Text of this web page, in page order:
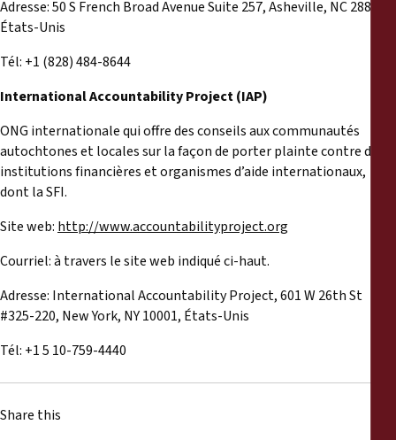
Adresse: 50 S French Broad Avenue Suite 257, Asheville, NC 28801,
États-Unis
Tél: +1 (828) 484-8644
International Accountability Project (IAP)
ONG internationale qui offre des conseils aux communautés
autochtones et locales sur la façon de porter plainte contre des
institutions financières et organismes d’aide internationaux,
dont la SFI.
Site web: http://www.accountabilityproject.org
Courriel: à travers le site web indiqué ci-haut.
Adresse: International Accountability Project, 601 W 26th St
#325-220, New York, NY 10001, États-Unis
Tél: +1 5 10-759-4440
Share this